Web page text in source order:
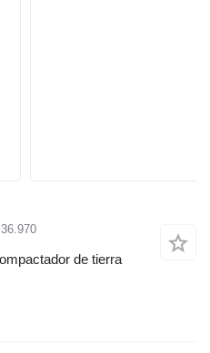
de tierra